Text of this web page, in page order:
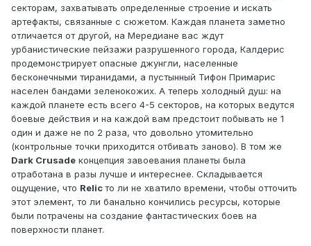
секторам, захватывать определенные строение и искать
артефакты, связанные с сюжетом. Каждая планета заметно
отличается от другой, на Мередиане вас ждут
урбанистические пейзажи разрушенного города, Калдерис
продемонстрирует опасные джунгли, населенные
бесконечными тиранидами, а пустынный Тифон Примарис
населен бандами зеленокожих. А теперь холодный душ: на
каждой планете есть всего 4-5 секторов, на которых ведутся
боевые действия и на каждой вам предстоит побывать не 1
один и даже не по 2 раза, что довольно утомительно
(контрольные точки приходится отбивать заново). В том же
Dark Crusade концепция завоевания планеты была
отработана в разы лучше и интереснее. Складывается
ощущение, что Relicто ли не хватило времени, чтобы отточить
этот элемент, то ли банально кончились ресурсы, которые
были потрачены на создание фантастических боев на
поверхности планет.